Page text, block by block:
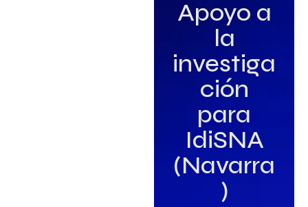
Apoyo a
la
investiga
ción
para
IdiSNA
(Navarra
)